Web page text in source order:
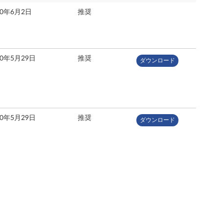
年6月2日 推奨
年5月29日 推奨 ダウンロード
年5月29日 推奨 ダウンロード